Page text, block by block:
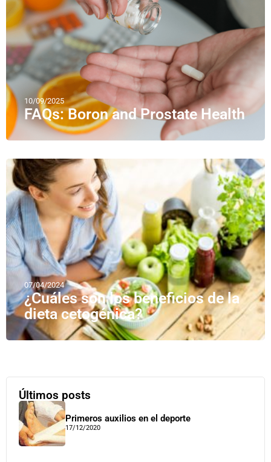
10/09/2025
FAQs: Boron and Prostate Health
07/04/2024
¿Cuáles son los beneficios de la
dieta cetogénica?
Últimos posts
Primeros auxilios en el deporte
17/12/2020